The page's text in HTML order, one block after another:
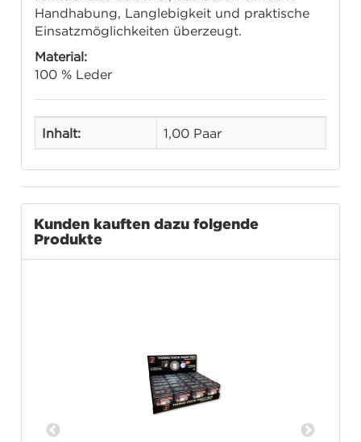
Handhabung, Langlebigkeit und praktische
Einsatzmöglichkeiten überzeugt.
Material:
100 % Leder
Inhalt: 1,00 Paar
Kunden kauften dazu folgende
Produkte